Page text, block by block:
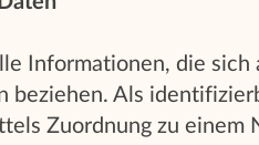
Informationen, die
beziehen. Als
Zuordnung zu einem